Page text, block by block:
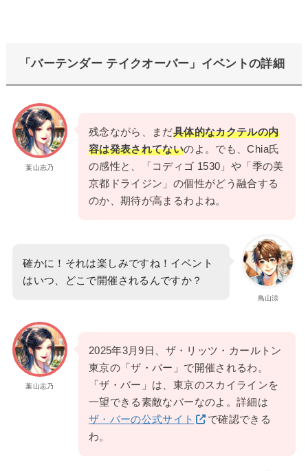
「バーテンダー テイクオーバー」イベントの詳細
葉山志乃
残念ながら、まだ具体的なカクテルの内
容は発表されてないのよ。でも、Chia氏
の感性と、「コディゴ 1530」や「季の美
京都ドライジン」の個性がどう融合する
のか、期待が高まるわよね。
鳥山涼
確かに！それは楽しみですね！イベント
はいつ、どこで開催されるんですか？
葉山志乃
2025年3月9日、ザ・リッツ・カールトン
東京の「ザ・バー」で開催されるわ。
「ザ・バー」は、東京のスカイラインを
一望できる素敵なバーなのよ。詳細は
ザ・バーの公式サイト
で確認できる
わ。